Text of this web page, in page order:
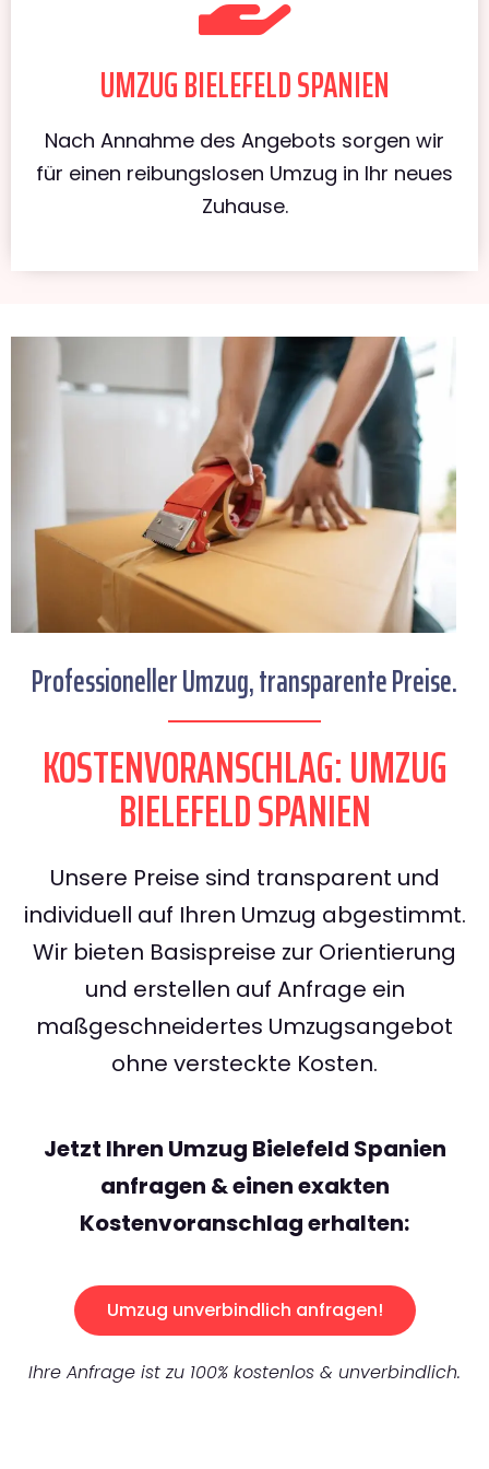
UMZUG BIELEFELD SPANIEN
Nach Annahme des Angebots sorgen wir
für einen reibungslosen Umzug in Ihr neues
Zuhause.
Professioneller Umzug, transparente Preise.
KOSTENVORANSCHLAG: UMZUG
BIELEFELD SPANIEN
Unsere Preise sind transparent und
individuell auf Ihren Umzug abgestimmt.
Wir bieten Basispreise zur Orientierung
und erstellen auf Anfrage ein
maßgeschneidertes Umzugsangebot
ohne versteckte Kosten.
Jetzt Ihren Umzug Bielefeld Spanien
anfragen & einen exakten
Kostenvoranschlag erhalten:
Umzug unverbindlich anfragen!
Ihre Anfrage ist zu 100% kostenlos & unverbindlich.